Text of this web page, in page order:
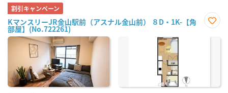
割引キャンペーン
KマンスリーJR金山駅前（アスナル金山前） ８D・1K-【角
部屋】(No.722261)
に入